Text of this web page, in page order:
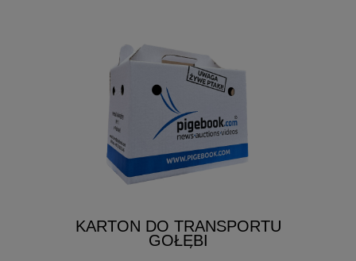
KARTON DO TRANSPORTU
GOŁĘBI